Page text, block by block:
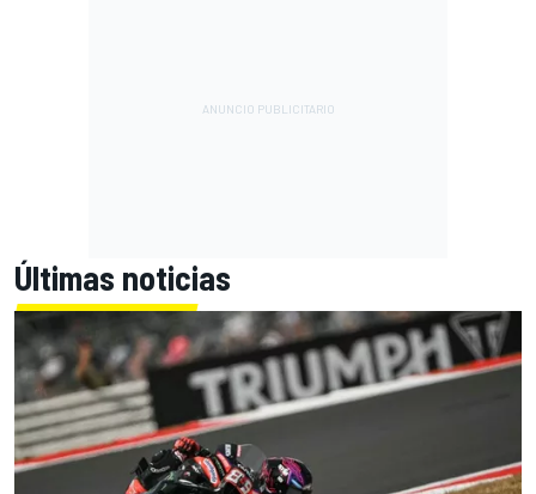
Últimas noticias